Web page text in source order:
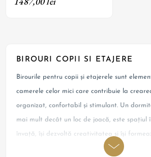
BIROURI COPII SI ETAJERE
Birourile pentru copii și etajerele sunt
camerele celor mici care contribuie la
organizat, confortabil și stimulant. Un
mai mult decât un loc de joacă, este spațiul
învață, își dezvoltă creativitatea și își
de studiu. De aceea, amenajarea acestuia